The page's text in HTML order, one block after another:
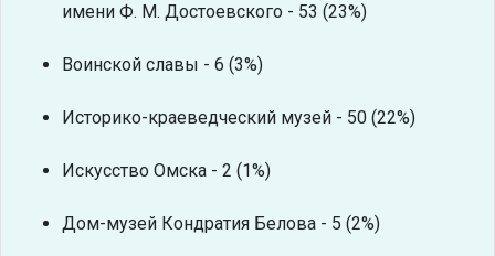
имени Ф. М. Достоевского - 53 (23%)
Воинской славы - 6 (3%)
Историко-краеведческий музей - 50 (22%)
Искусство Омска - 2 (1%)
Дом-музей Кондратия Белова - 5 (2%)